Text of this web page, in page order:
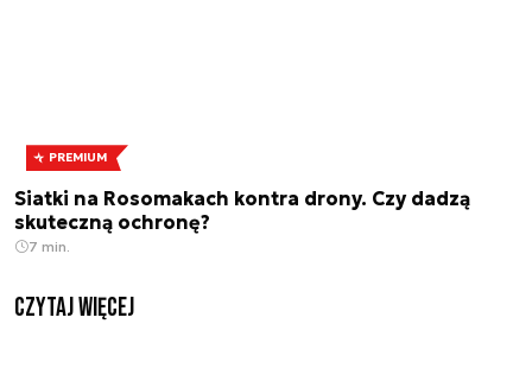
PREMIUM
Siatki na Rosomakach kontra drony. Czy dadzą
skuteczną ochronę?
7 min.
czytaj więcej